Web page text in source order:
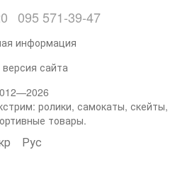
095 571-39-47
информация
сайта
ролики, самокаты, скейты,
товары.
Рус